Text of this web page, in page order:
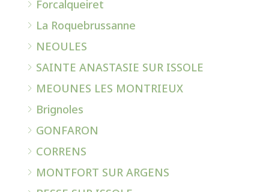
Forcalqueiret
La Roquebrussanne
NEOULES
SAINTE ANASTASIE SUR ISSOLE
MEOUNES LES MONTRIEUX
Brignoles
GONFARON
CORRENS
MONTFORT SUR ARGENS